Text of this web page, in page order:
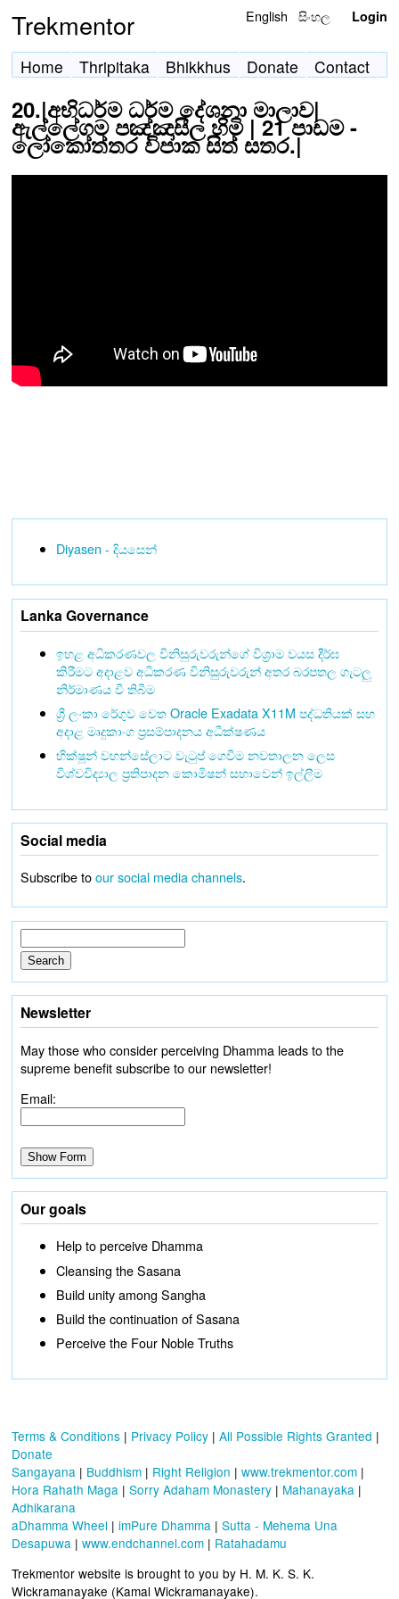
Trekmentor English සිංහල Login
Home Thripitaka Bhikkhus Donate Contact
20.|අභිධර්ම ධර්ම දේශනා මාලාව|
ඇල්ලේගම පඤ්ඤාසීල හිමි | 21 පාඩම -
ලෝකෝත්තර විපාක සිත් සතර.|
Diyasen - දියසෙන්
Lanka Governance
ඉහළ අධිකරණවල විනිසුරුවරුන්ගේ විශ්‍රාම වයස දීර්ඝ
කිරීමට අදාළව අධිකරණ විනිසුරුවරුන් අතර බරපතල ගැටලු
නිර්මාණය වී තිබීම
ශ්‍රී ලංකා රේගුව වෙත Oracle Exadata X11M පද්ධතියක් සහ
අදාළ මෘදුකාංග ප්‍රසම්පාදනය අධීක්ෂණය
භික්ෂූන් වහන්සේලාට වැටුප් ගෙවීම නවතාලන ලෙස
විශ්වවිද්‍යාල ප්‍රතිපාදන කොමිෂන් සභාවෙන් ඉල්ලීම
Social media
Subscribe toour social media channels.
Newsletter
May those who consider perceiving Dhamma leads to the
supreme benefit subscribe to our newsletter!
Email:
Our goals
Help to perceive Dhamma
Cleansing the Sasana
Build unity among Sangha
Build the continuation of Sasana
Perceive the Four Noble Truths
Terms & Conditions | Privacy Policy | All Possible Rights Granted |
Donate
Sangayana | Buddhism | Right Religion | www.trekmentor.com |
Hora Rahath Maga | Sorry Adaham Monastery | Mahanayaka |
Adhikarana
aDhamma Wheel | imPure Dhamma | Sutta - Mehema Una
Desapuwa | www.endchannel.com | Ratahadamu
Trekmentor website is brought to you by H. M. K. S. K.
Wickramanayake (Kamal Wickramanayake).